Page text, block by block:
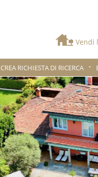
Vendi
CREA RICHIESTA DI RICERCA